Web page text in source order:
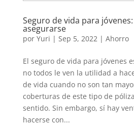
Seguro de vida para
asegurarse
por Yuri | Sep 5, 2022| Ahorro
El seguro de vida para jóvenes
no todos le ven la utilidad a
de vida cuando no son tan
coberturas de este tipo de
sentido. Sin embargo, sí hay
hacerse con...